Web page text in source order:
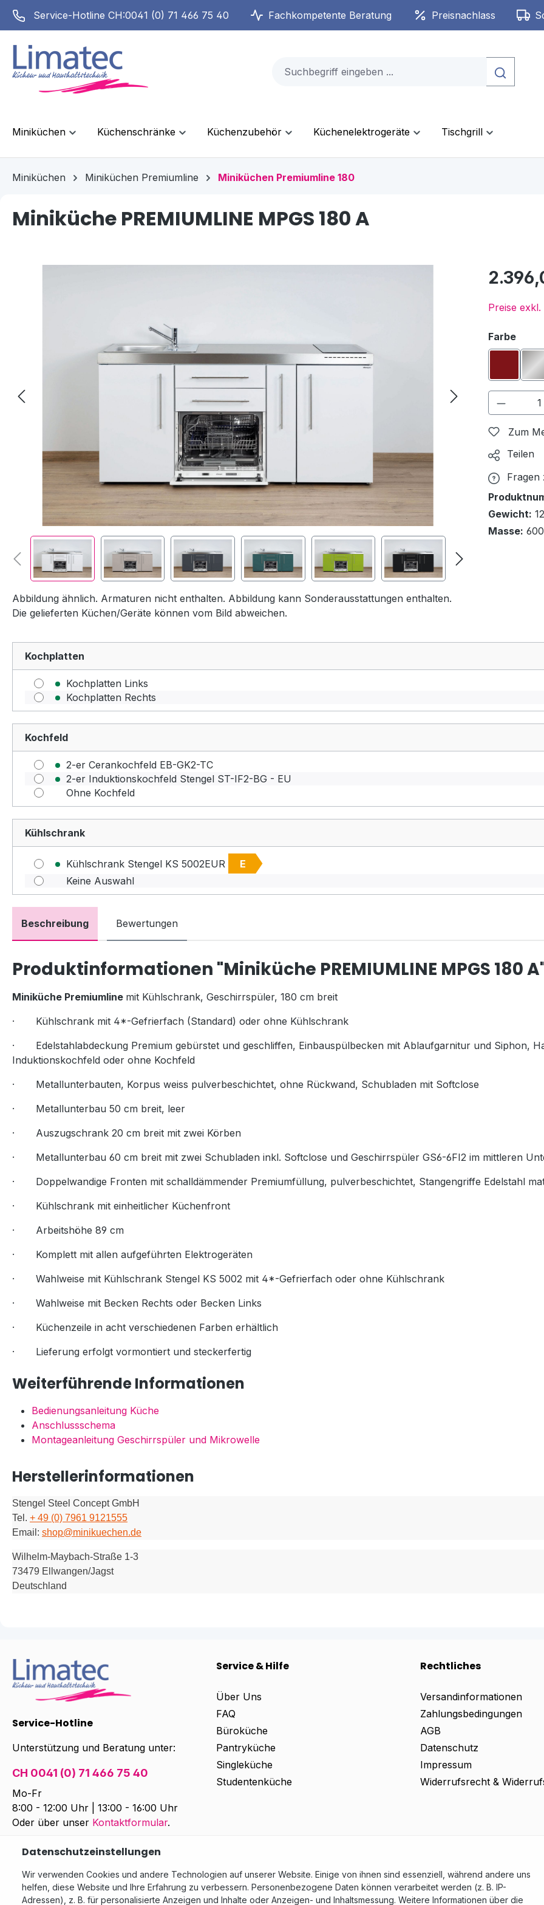
Zur Hauptnavigation springen
Service-Hotline CH:0041 (0) 71 466 75 40 Fachkompetente Beratung Preisnachlass
Miniküchen Küchenschränke Küchenzubehör Küchenelektrogeräte Tischgrill
Miniküchen Miniküchen Premiumline Miniküchen Premiumline 180
Miniküche PREMIUMLINE MPGS 180 A
Abbildung ähnlich. Armaturen nicht enthalten. Abbildung kann Sonderausstattungen enthalten.
Die gelieferten Küchen/Geräte können vom Bild abweichen.
Preise
Farbe
Zum
Teilen
Fragen
Gewicht:
Masse:
Kochplatten
Kochplatten Links
Kochplatten Rechts
Kochfeld
2-er Cerankochfeld EB-GK2-TC
2-er Induktionskochfeld Stengel ST-IF2-BG - EU
Ohne Kochfeld
Kühlschrank
Kühlschrank Stengel KS 5002EUR E
Keine Auswahl
Beschreibung Bewertungen
Produktinformationen "Miniküche PREMIUMLINE MPGS 180
Miniküche Premiumline mit Kühlschrank, Geschirrspüler, 180 cm breit
· Kühlschrank mit 4*-Gefrierfach (Standard) oder ohne Kühlschrank
· Edelstahlabdeckung Premium gebürstet und geschliffen, Einbauspülbecken mit Ablaufgarnitur und Siphon,
Induktionskochfeld oder ohne Kochfeld
· Metallunterbauten, Korpus weiss pulverbeschichtet, ohne Rückwand, Schubladen mit Softclose
· Metallunterbau 50 cm breit, leer
· Auszugschrank 20 cm breit mit zwei Körben
· Metallunterbau 60 cm breit mit zwei Schubladen inkl. Softclose und Geschirrspüler GS6-6FI2 im mittleren
· Doppelwandige Fronten mit schalldämmender Premiumfüllung, pulverbeschichtet, Stangengriffe Edelstahl
· Kühlschrank mit einheitlicher Küchenfront
· Arbeitshöhe 89 cm
· Komplett mit allen aufgeführten Elektrogeräten
· Wahlweise mit Kühlschrank Stengel KS 5002 mit 4*-Gefrierfach oder ohne Kühlschrank
· Wahlweise mit Becken Rechts oder Becken Links
· Küchenzeile in acht verschiedenen Farben erhältlich
· Lieferung erfolgt vormontiert und steckerfertig
Weiterführende Informationen
Bedienungsanleitung Küche
Anschlussschema
Montageanleitung Geschirrspüler und Mikrowelle
Herstellerinformationen
Stengel Steel Concept GmbH
Tel. + 49 (0) 7961 9121555
Email: shop@minikuechen.de
Wilhelm-Maybach-Straße 1-3
73479 Ellwangen/Jagst
Deutschland
Service-Hotline
Unterstützung und Beratung unter:
CH 0041 (0) 71 466 75 40
Mo-Fr
8:00 - 12:00 Uhr | 13:00 - 16:00 Uhr
Oder über unser Kontaktformular.
Service & Hilfe
Über Uns
FAQ
Büroküche
Pantryküche
Singleküche
Studentenküche
Rechtliches
Versandinformationen
Zahlungsbedingungen
AGB
Datenschutz
Impressum
Widerrufsrecht &
Alle Preise exkl. gesetzl. Mehrwertsteuer zzgl.Versandkostenund ggf.
Datenschutzeinstellungen
Wir verwenden Cookies und andere Technologien auf unserer Website. Einige von ihnen sind essenziell, während andere uns
helfen, diese Website und Ihre Erfahrung zu verbessern. Personenbezogene Daten können verarbeitet werden (z. B. IP-
Adressen), z. B. für personalisierte Anzeigen und Inhalte oder Anzeigen- und Inhaltsmessung. Weitere Informationen über die